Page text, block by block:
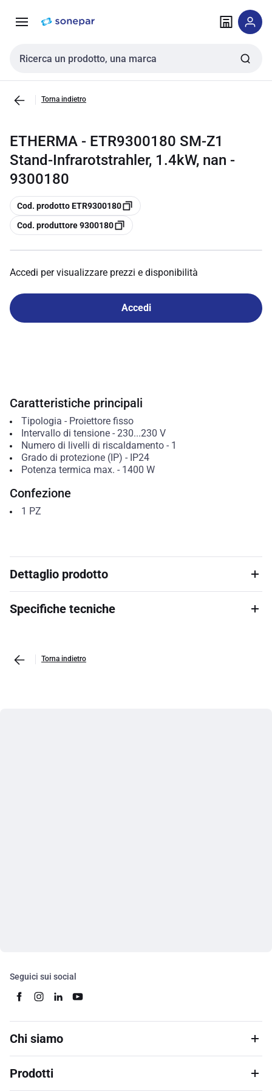
navigazione alla
Cerca input
Torna indietro
ETHERMA - ETR9300180 SM-Z1
Stand-Infrarotstrahler, 1.4kW, nan -
9300180
copia
Cod. prodotto ETR9300180
copia
Cod. produttore 9300180
Accedi per visualizzare prezzi e disponibilità
Accedi
Caratteristiche principali
Tipologia - Proiettore fisso
Intervallo di tensione- 230...230 V
Numero di livelli di riscaldamento- 1
Grado di protezione (IP) - IP24
Potenza termica max. - 1400 W
Confezione
1 PZ
Dettaglio prodotto
Specifiche tecniche
Torna indietro
Seguici sui social
Chi siamo
Prodotti